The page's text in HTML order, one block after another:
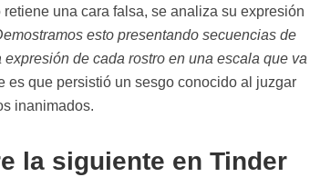
una cara falsa, se analiza su expresión
esto presentando secuencias de
de cada rostro en una escala que va
es que persistió un sesgo conocido al juzgar
inanimados.
la siguiente en Tinder